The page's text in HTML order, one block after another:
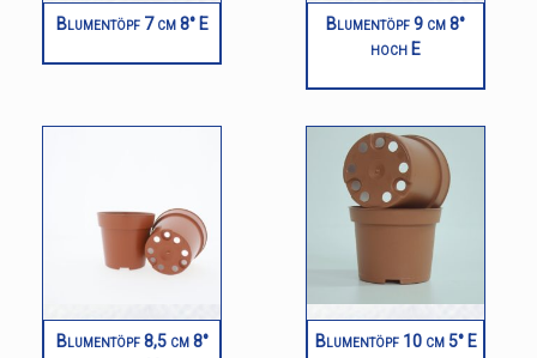
Blumentöpf 7 cm 8° E
Blumentöpf 9 cm 8°
hoch E
Blumentöpf 8,5 cm 8°
Blumentöpf 10 cm 5° E